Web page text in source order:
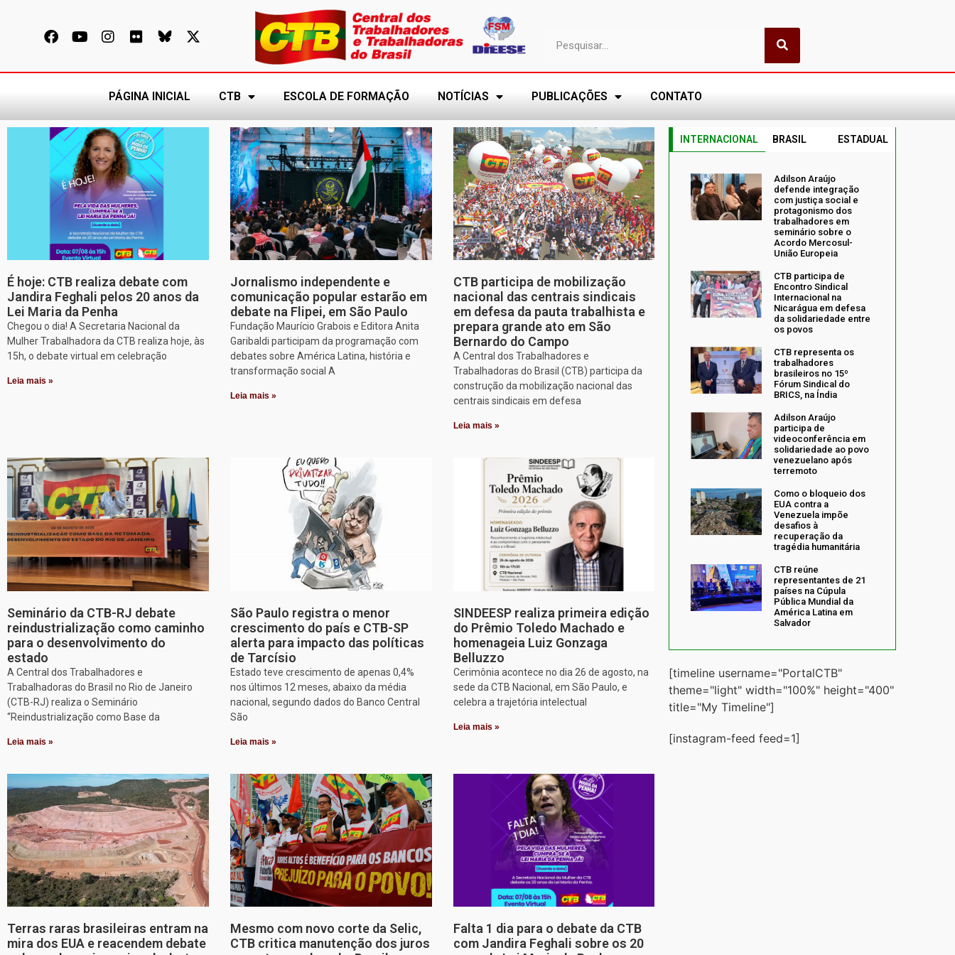
PÁGINA INICIAL CTB ESCOLA DE FORMAÇÃO NOTÍCIAS PUBLICAÇÕES CONTATO
É hoje: CTB realiza debate com
Jandira Feghali pelos 20 anos da
Lei Maria da Penha
Chegou o dia! A Secretaria Nacional da
Mulher Trabalhadora da CTB realiza hoje, às
15h, o debate virtual em celebração
Leia mais »
Jornalismo independente e
comunicação popular estarão em
debate na Flipei, em São Paulo
Fundação Maurício Grabois e Editora Anita
Garibaldi participam da programação com
debates sobre América Latina, história e
transformação social A
Leia mais »
CTB participa de mobilização
nacional das centrais sindicais
em defesa da pauta trabalhista e
prepara grande ato em São
Bernardo do Campo
A Central dos Trabalhadores e
Trabalhadoras do Brasil (CTB) participa da
construção da mobilização nacional das
centrais sindicais em defesa
Leia mais »
Seminário da CTB-RJ debate
reindustrialização como caminho
para o desenvolvimento do
estado
A Central dos Trabalhadores e
Trabalhadoras do Brasil no Rio de Janeiro
(CTB-RJ) realiza o Seminário
“Reindustrialização como Base da
Leia mais »
São Paulo registra o menor
crescimento do país e CTB-SP
alerta para impacto das políticas
de Tarcísio
Estado teve crescimento de apenas 0,4%
nos últimos 12 meses, abaixo da média
nacional, segundo dados do Banco Central
São
Leia mais »
SINDEESP realiza primeira edição
do Prêmio Toledo Machado e
homenageia Luiz Gonzaga
Belluzzo
Cerimônia acontece no dia 26 de agosto, na
sede da CTB Nacional, em São Paulo, e
celebra a trajetória intelectual
Leia mais »
Terras raras brasileiras entram na
mira dos EUA e reacendem debate
Mesmo com novo corte da Selic,
CTB critica manutenção dos juros
Falta 1 dia para o debate da CTB
com Jandira Feghali sobre os 20
INTERNACIONAL BRASIL ESTADUAL
Adilson Araújo
defende integração
com justiça social e
protagonismo dos
trabalhadores em
seminário sobre o
Acordo Mercosul-
União Europeia
CTB participa de
Encontro Sindical
Internacional na
Nicarágua em defesa
da solidariedade entre
os povos
CTB representa os
trabalhadores
brasileiros no 15º
Fórum Sindical do
BRICS, na Índia
Adilson Araújo
participa de
videoconferência em
solidariedade ao povo
venezuelano após
terremoto
Como o bloqueio dos
EUA contra a
Venezuela impõe
desafios à
recuperação da
tragédia humanitária
CTB reúne
representantes de 21
países na Cúpula
Pública Mundial da
América Latina em
Salvador
[timeline username="PortalCTB"
theme="light" width="100%" height="400"
title="My Timeline"]
[instagram-feed feed=1]